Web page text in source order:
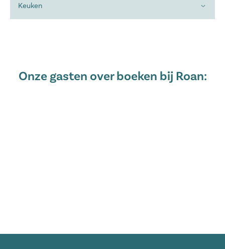
Keuken
Onze gasten over boeken bij Roan: